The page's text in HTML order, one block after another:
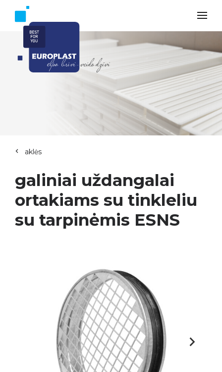
aklės
galiniai uždangalai
ortakiams su tinkleliu
su tarpinėmis ESNS